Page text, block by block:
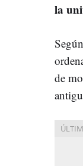
la
de